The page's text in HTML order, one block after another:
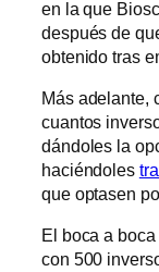
en la que
después de
obtenido tras
Más adelante,
cuantos
dándoles la
haciéndoles
que optasen
El boca a
con 500